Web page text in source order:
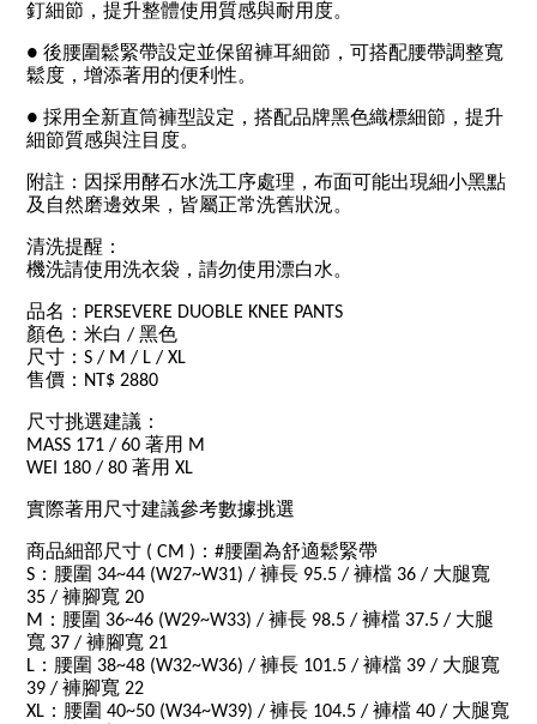
釘細節，提升整體使用質感與耐用度。
● 後腰圍鬆緊帶設定並保留褲耳細節，可搭配腰帶調整寬
鬆度，增添著用的便利性。
● 採用全新直筒褲型設定，搭配品牌黑色織標細節，提升
細節質感與注目度。
附註：因採用酵石水洗工序處理，布面可能出現細小黑點
及自然磨邊效果，皆屬正常洗舊狀況。
清洗提醒：
機洗請使用洗衣袋，請勿使用漂白水。
品名：PERSEVERE DUOBLE KNEE PANTS
顏色：米白 / 黑色
尺寸：S / M / L / XL
售價：NT$ 2880
尺寸挑選建議：
MASS 171 / 60 著用 M
WEI 180 / 80 著用 XL
實際著用尺寸建議參考數據挑選
商品細部尺寸 ( CM )：#腰圍為舒適鬆緊帶
S：腰圍 34~44 (W27~W31) / 褲長 95.5 / 褲檔 36 / 大腿寬
35 / 褲腳寬 20
M：腰圍 36~46 (W29~W33) / 褲長 98.5 / 褲檔 37.5 / 大腿
寬 37 / 褲腳寬 21
L：腰圍 38~48 (W32~W36) / 褲長 101.5 / 褲檔 39 / 大腿寬
39 / 褲腳寬 22
XL：腰圍 40~50 (W34~W39) / 褲長 104.5 / 褲檔 40 / 大腿寬